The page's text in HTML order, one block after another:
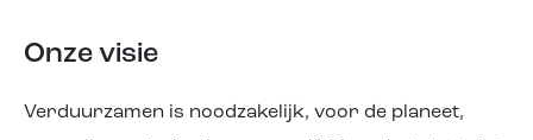
Onze visie
Verduurzamen is noodzakelijk, voor de planeet,